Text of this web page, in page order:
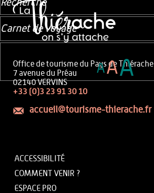
Office de tourisme du Pays de Thiérache
7 avenue du Préau
02140 VERVINS
+33 (0)3 23 91 30 10
accueil@tourisme-thierache.fr
ACCESSIBILITÉ
COMMENT VENIR ?
ESPACE PRO
Recherche
Carnet de voyage
AAA